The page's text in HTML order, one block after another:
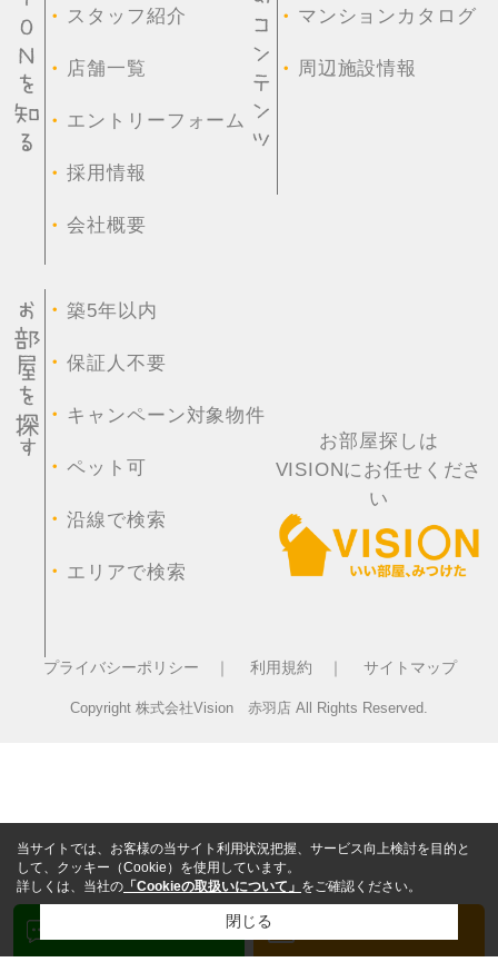
・ スタッフ紹介
・ 店舗一覧
・ エントリーフォーム
・採用情報
・会社概要
・ マンションカタログ
・ 周辺施設情報
・築5年以内
・保証人不要
・ キャンペーン対象物件
・ペット可
・沿線で検索
・ エリアで検索
お部屋探しは
VISIONにお任せくださ
い
プライバシーポリシー ｜ 利用規約 ｜ サイトマップ
Copyright 株式会社Vision 赤羽店 All Rights Reserved.
当サイトでは、お客様の当サイト利用状況把握、サービス向上検討を目的と
して、クッキー（Cookie）を使用しています。
詳しくは、当社の 「Cookieの取扱いについて」 をご確認ください。
閉じる